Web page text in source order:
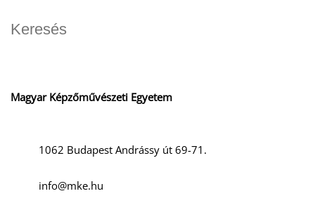
Magyar Képzőművészeti Egyetem
1062 Budapest Andrássy út 69-71.
info@mke.hu